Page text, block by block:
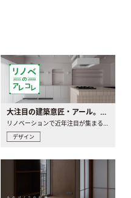
大注目の建築意匠・アール。人気の理由と空間に取り入れるポイント
リノベーションで近年注目が集まる建築意匠の一つであるアール..
デザイン